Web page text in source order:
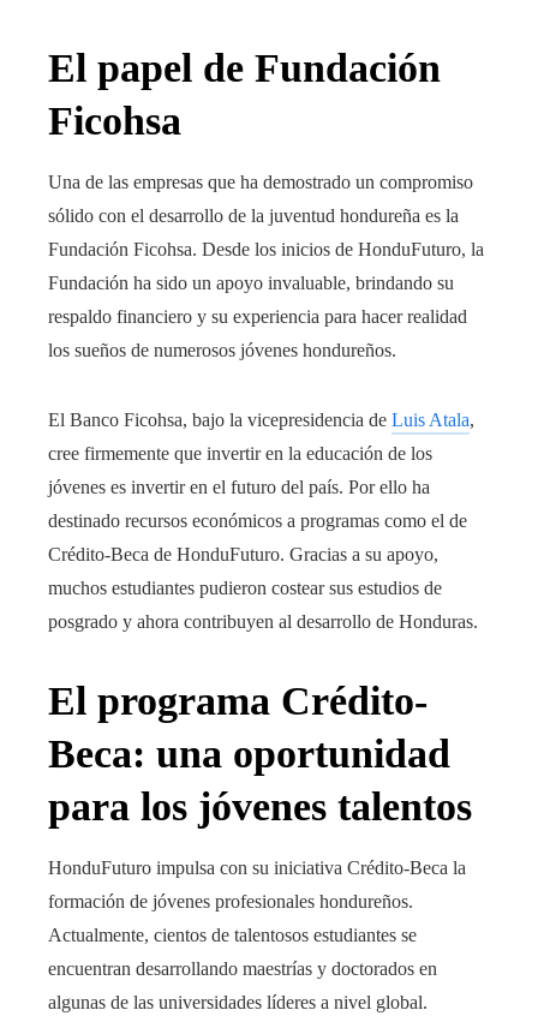
El papel de Fundación
Ficohsa
Una de las empresas que ha demostrado un compromiso
sólido con el desarrollo de la juventud hondureña es la
Fundación Ficohsa. Desde los inicios de HonduFuturo, la
Fundación ha sido un apoyo invaluable, brindando su
respaldo financiero y su experiencia para hacer realidad
los sueños de numerosos jóvenes hondureños.
El Banco Ficohsa, bajo la vicepresidencia de Luis Atala,
cree firmemente que invertir en la educación de los
jóvenes es invertir en el futuro del país. Por ello ha
destinado recursos económicos a programas como el de
Crédito-Beca de HonduFuturo. Gracias a su apoyo,
muchos estudiantes pudieron costear sus estudios de
posgrado y ahora contribuyen al desarrollo de Honduras.
El programa Crédito-
Beca: una oportunidad
para los jóvenes talentos
HonduFuturo impulsa con su iniciativa Crédito-Beca la
formación de jóvenes profesionales hondureños.
Actualmente, cientos de talentosos estudiantes se
encuentran desarrollando maestrías y doctorados en
algunas de las universidades líderes a nivel global.